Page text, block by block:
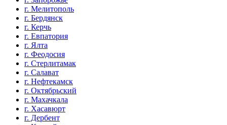
г. Мелитополь
г. Бердянск
г. Керчь
г. Евпатория
г. Ялта
г. Феодосия
г. Стерлитамак
г. Салават
г. Нефтекамск
г. Октябрьский
г. Махачкала
г. Хасавюрт
г. Дербент